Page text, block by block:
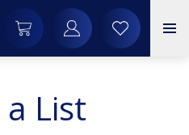
List